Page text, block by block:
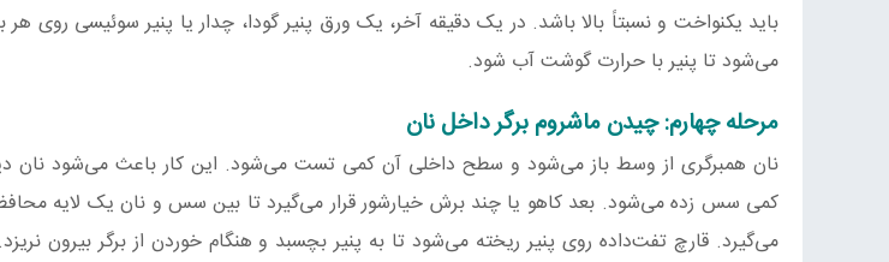
باید یکنواخت و نسبتاً بالا باشد. در یک دقیقه آخر، یک ورق پنیر گودا، چدار یا پنیر سوئیسی روی هر
می‌شود تا پنیر با حرارت گوشت آب شود.
مرحله چهارم: چیدن ماشروم برگر داخل نان
نان همبرگری از وسط باز می‌شود و سطح داخلی آن کمی تست می‌شود. این کار باعث می‌شود نان
کمی سس زده می‌شود. بعد کاهو یا چند برش خیارشور قرار می‌گیرد تا بین سس و نان یک لایه محافظ
می‌گیرد. قارچ تفت‌داده روی پنیر ریخته می‌شود تا به پنیر بچسبد و هنگام خوردن از برگر بیرون